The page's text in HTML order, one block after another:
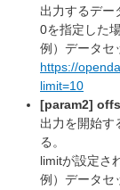
出力するデー
0を指定した
例）データセ
https://
limit=10
[param2]
出力を開始す
る。
limitが設定さ
例）データセ